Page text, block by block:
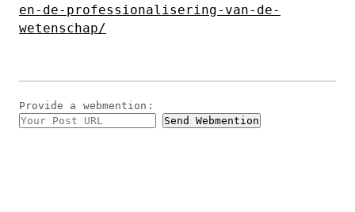
en-de-professionalisering-van-de-
wetenschap/
Provide a webmention :